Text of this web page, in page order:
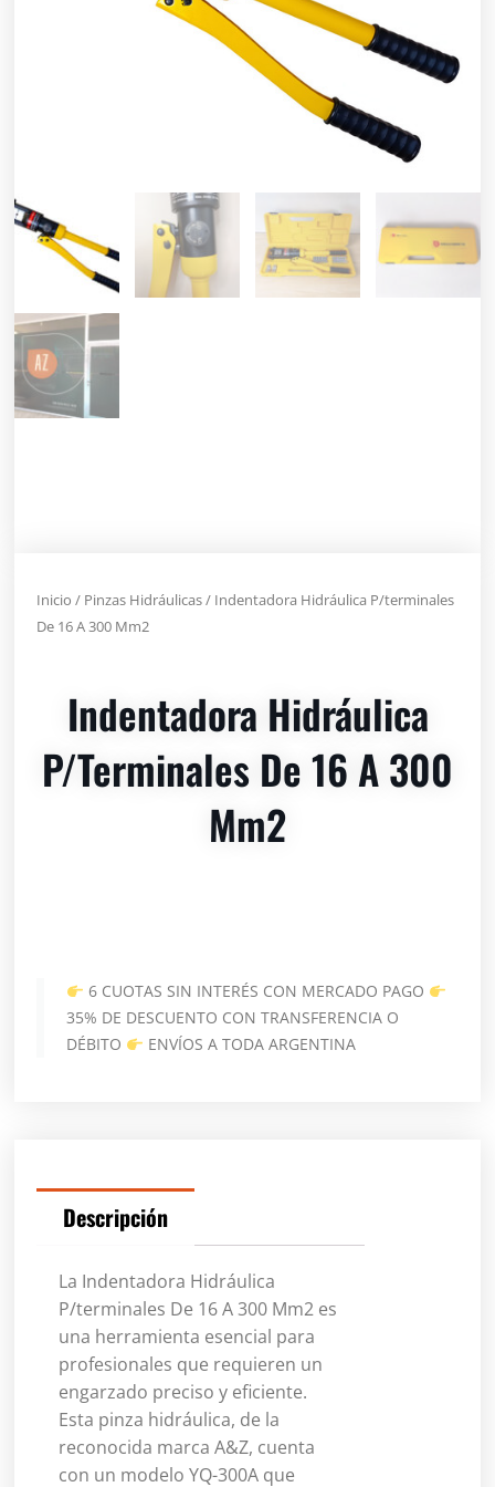
Inicio / Pinzas Hidráulicas/ Indentadora Hidráulica P/terminales
De 16 A 300 Mm2
Indentadora Hidráulica
P/terminales De 16 A 300
Mm2
6 CUOTAS SIN INTERÉS CON MERCADO PAGO
35% DE DESCUENTO CON TRANSFERENCIA O
DÉBITO
ENVÍOS A TODA ARGENTINA
Descripción
La Indentadora Hidráulica
P/terminales De 16 A 300 Mm2 es
una herramienta esencial para
profesionales que requieren un
engarzado preciso y eficiente.
Esta pinza hidráulica, de la
reconocida marca A&Z, cuenta
con un modelo YQ-300A que